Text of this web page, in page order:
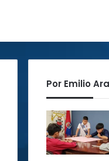
Por Emilio